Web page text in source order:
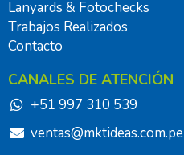
Lanyards & Fotochecks
Trabajos Realizados
Contacto
CANALES DE ATENCIÓN
+51 997 310 539
ventas@mktideas.com.pe